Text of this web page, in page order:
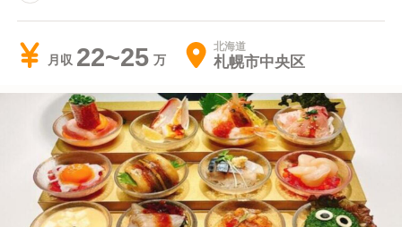
月収 22~25 北海道
札幌市中央区